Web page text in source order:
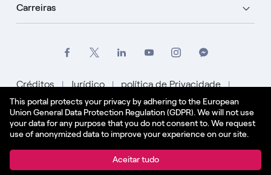
This portal protects your privacy by adhering to the European
Union General Data Protection Regulation (GDPR). We will not use
your data for any purpose that you do not consent to. We request
use of anonymized data to improve your experience on our site.
Aceitar tudo
Carreiras
Créditos Jurídico
política de Privacidade
Política de Cookies
Português
© Enel Spa Todos os direitos reservados Enel Spa